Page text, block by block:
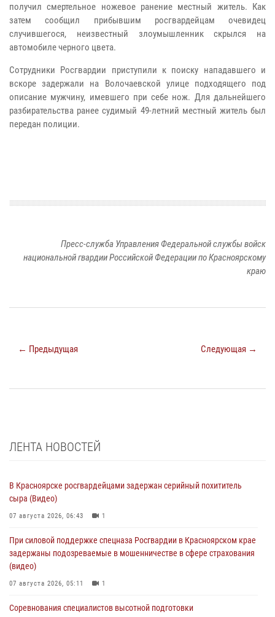
получил смертельное ножевое ранение местный житель. Как
затем сообщил прибывшим росгвардейцам очевидец
случившегося, неизвестный злоумышленник скрылся на
автомобиле черного цвета.
Сотрудники Росгвардии приступили к поиску нападавшего и
вскоре задержали на Волочаевской улице подходящего под
описание мужчину, имевшего при себе нож. Для дальнейшего
разбирательства ранее судимый 49-летний местный житель был
передан полиции.
Пресс-служба Управления Федеральной службы войск
национальной гвардии Российской Федерации по Красноярскому
краю
← Предыдущая Следующая →
ЛЕНТА НОВОСТЕЙ
В Красноярске росгвардейцами задержан серийный похититель
сыра (Видео)
07 августа 2026, 06:43 1
При силовой поддержке спецназа Росгвардии в Красноярском крае
задержаны подозреваемые в мошенничестве в сфере страхования
(видео)
07 августа 2026, 05:11 1
Соревнования специалистов высотной подготовки